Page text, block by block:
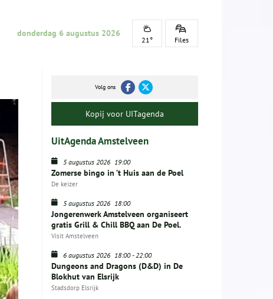
donderdag 6 augustus 2026
21° Files
Volg ons
Kopij voor UITagenda
UitAgenda Amstelveen
5 augustus 2026 19:00
Zomerse bingo in ’t Huis aan de Poel
De keizer
5 augustus 2026 18:00
Jongerenwerk Amstelveen organiseert
gratis Grill & Chill BBQ aan De Poel.
Visit Amstelveen
6 augustus 2026 18:00-22:00
Dungeons and Dragons (D&D) in De
Blokhut van Elsrijk
Stadsdorp Elsrijk